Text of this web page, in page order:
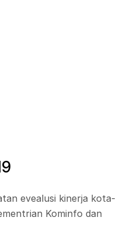
evealusi kinerja kota-
Kominfo dan